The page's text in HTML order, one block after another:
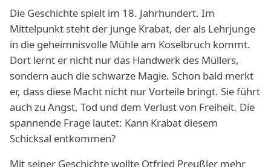
Die Geschichte spielt im 18. Jahrhundert. Im
Mittelpunkt steht der junge Krabat, der als Lehrjunge
in die geheimnisvolle Mühle am Koselbruch kommt.
Dort lernt er nicht nur das Handwerk des Müllers,
sondern auch die schwarze Magie. Schon bald merkt
er, dass diese Macht nicht nur Vorteile bringt. Sie führt
auch zu Angst, Tod und dem Verlust von Freiheit. Die
spannende Frage lautet: Kann Krabat diesem
Schicksal entkommen?
Mit seiner Geschichte wollte Otfried Preußler mehr